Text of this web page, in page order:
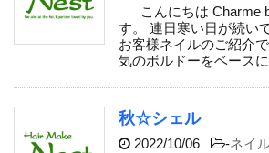
こんにちは Charme
す。 連日寒い日が続い
お客様ネイルのご紹介
気のボルドーをベース
秋☆シェル
2022/10/06 -ネイ